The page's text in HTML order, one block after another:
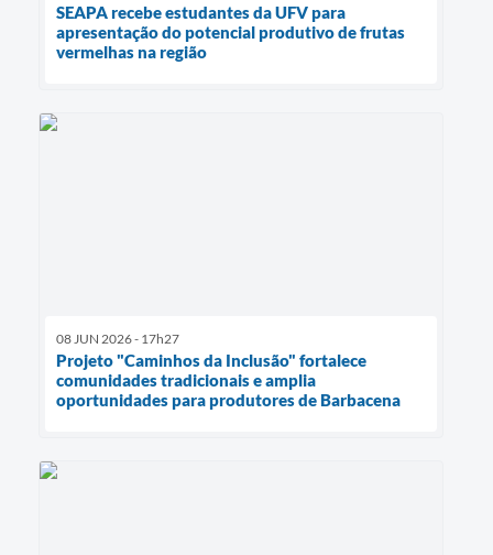
SEAPA recebe estudantes da UFV para
apresentação do potencial produtivo de frutas
vermelhas na região
08 JUN 2026 - 17h27
Projeto "Caminhos da Inclusão" fortalece
comunidades tradicionais e amplia
oportunidades para produtores de Barbacena